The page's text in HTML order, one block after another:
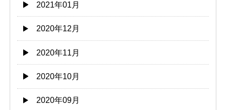
2021年01月
2020年12月
2020年11月
2020年10月
2020年09月